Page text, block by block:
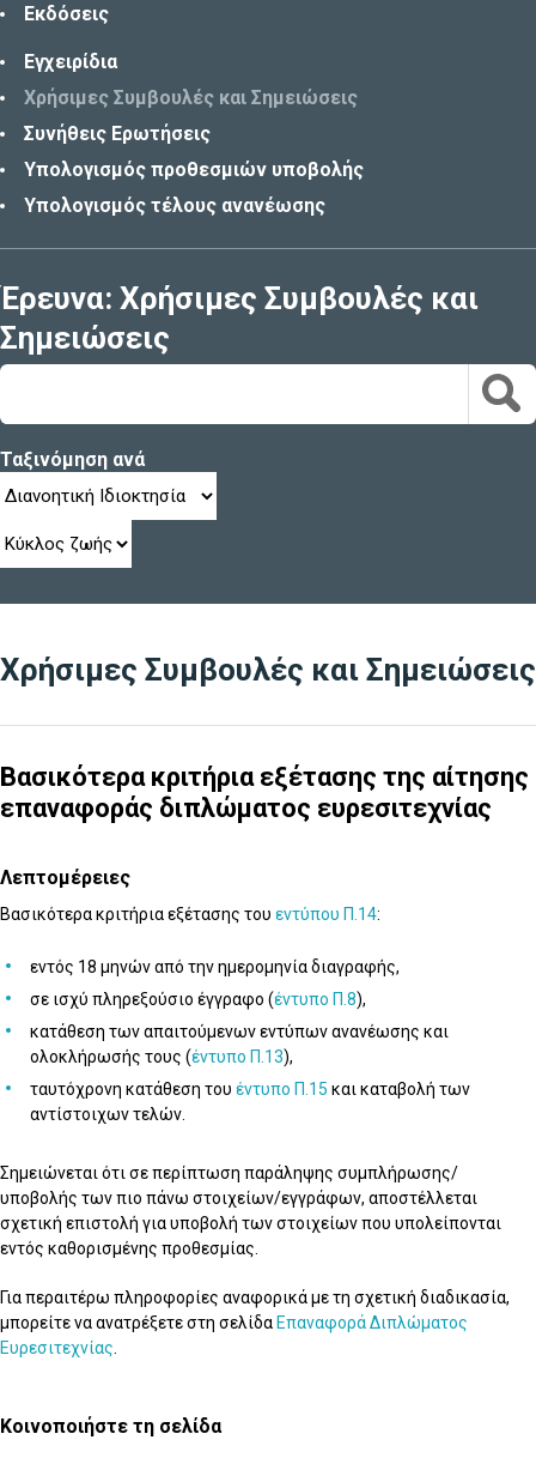
Εκδόσεις
Εγχειρίδια
Χρήσιμες Συμβουλές και Σημειώσεις
Συνήθεις Ερωτήσεις
Υπολογισμός προθεσμιών υποβολής
Υπολογισμός τέλους ανανέωσης
Έρευνα: Χρήσιμες Συμβουλές και
Σημειώσεις
Ταξινόμηση ανά
Χρήσιμες Συμβουλές και Σημειώσεις
Βασικότερα κριτήρια εξέτασης της αίτησης
επαναφοράς διπλώματος ευρεσιτεχνίας
Λεπτομέρειες
Βασικότερα κριτήρια εξέτασης του εντύπου Π.14:
εντός 18 μηνών από την ημερομηνία διαγραφής,
σε ισχύ πληρεξούσιο έγγραφο (έντυπο Π.8),
κατάθεση των απαιτούμενων εντύπων ανανέωσης και
ολοκλήρωσής τους (έντυπο Π.13),
ταυτόχρονη κατάθεση του έντυπο Π.15 και καταβολή των
αντίστοιχων τελών.
Σημειώνεται ότι σε περίπτωση παράληψης συμπλήρωσης/
υποβολής των πιο πάνω στοιχείων/εγγράφων, αποστέλλεται
σχετική επιστολή για υποβολή των στοιχείων που υπολείπονται
εντός καθορισμένης προθεσμίας.
Για περαιτέρω πληροφορίες αναφορικά με τη σχετική διαδικασία,
μπορείτε να ανατρέξετε στη σελίδα Επαναφορά Διπλώματος
Ευρεσιτεχνίας
Κοινοποιήστε τη σελίδα